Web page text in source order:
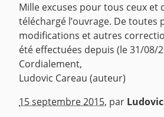
Mille excuses pour tous ceux et
téléchargé l’ouvrage. De toutes
modifications et autres
été effectuées depuis (le 31/08/
Cordialement,
Ludovic Careau (auteur)
^
15 septembre 2015, par